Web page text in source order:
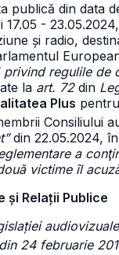
publică din data
17.05 -
și radio,
regulile de
la art. 72din
Plus
Consiliului
din 22.05.2024,
a
victime îl
și Relații Publice
24 februarie